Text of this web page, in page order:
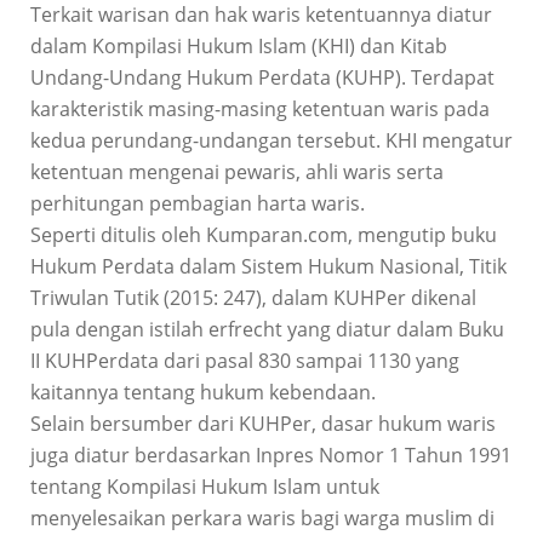
Terkait warisan dan hak waris ketentuannya diatur
dalam Kompilasi Hukum Islam (KHI) dan Kitab
Undang-Undang Hukum Perdata (KUHP). Terdapat
karakteristik masing-masing ketentuan waris pada
kedua perundang-undangan tersebut. KHI mengatur
ketentuan mengenai pewaris, ahli waris serta
perhitungan pembagian harta waris.
Seperti ditulis oleh Kumparan.com, mengutip buku
Hukum Perdata dalam Sistem Hukum Nasional, Titik
Triwulan Tutik (2015: 247), dalam KUHPer dikenal
pula dengan istilah erfrecht yang diatur dalam Buku
II KUHPerdata dari pasal 830 sampai 1130 yang
kaitannya tentang hukum kebendaan.
Selain bersumber dari KUHPer, dasar hukum waris
juga diatur berdasarkan Inpres Nomor 1 Tahun 1991
tentang Kompilasi Hukum Islam untuk
menyelesaikan perkara waris bagi warga muslim di